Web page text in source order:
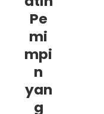
Pe
mi
mpi
n
yan
g